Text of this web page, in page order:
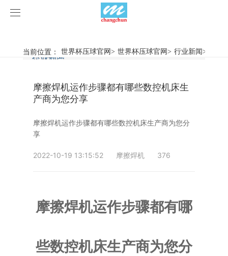
世界杯压球官网
旋弧焊机
普通铣床
产品视频
当前位置： 世界杯压球官网> 世界杯压球官网> 行业新闻>
行业新闻
企业动态
摩擦焊机运作步骤都有哪些数控机床生
产商为您分享
摩擦焊机运作步骤都有哪些数控机床生产商为您分
享
2022-10-19 13:15:52 摩擦焊机 376
摩擦焊机运作步骤都有哪
些数控机床生产商为您分